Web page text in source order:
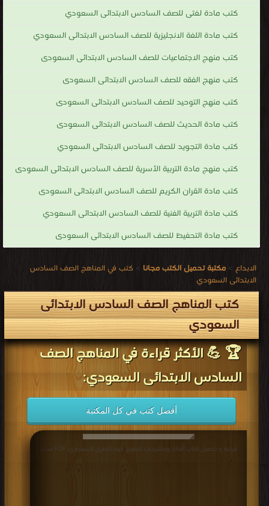
كتب مادة لغتى للصف السادس الابتدائى السعودي
كتب مادة اللغة الانجليزية للصف السادس الابتدائى السعودي
كتب منهج الاجتماعيات للصف السادس الابتدائى السعودى
كتب منهج الفقه للصف السادس الابتدائى السعودى
كتب منهج التوحيد للصف السادس الابتدائى السعودى
كتب مادة الحديث للصف السادس الابتدائى السعودى
كتب مادة التجويد للصف السادس الابتدائى السعودي
كتب منهج مادة التربية الأسرية للصف السادس الابتدائى السعودى
كتب مادة القران الكريم للصف السادس الابتدائى السعودى
كتب مادة التربية الفنية للصف السادس الابتدائى السعودي
كتب مادة التحفيظ للصف السادس الابتدائى السعودى
الابداع > مكتبة تحميل الكتب مجانا > كتب في المناهج الصف السادس
الابتدائى السعودي
كتب المناهج الصف السادس الابتدائى
السعودي
🏆 💪 الأكثر قراءة في المناهج الصف
السادس الابتدائى السعودي:
أفضل كتب في كل المكتبة
قراءة و تحميل كتاب أفكار ومقترحات لتطوير كود الطرق السعودي PDF مجانا